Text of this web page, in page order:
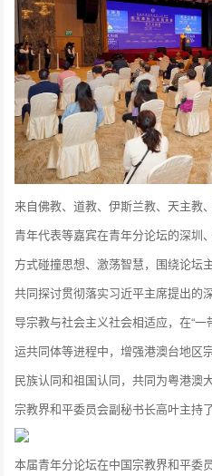
来自佛教、道教、伊斯兰教、天主教
青年代表等嘉宾在青年分论坛的深圳
方式碰撞思想、激荡智慧，围绕论坛
共同探讨贯彻落实习近平主席提出的
导宗教与社会主义社会相适应，在“
运共同体等进程中，增强港澳台地区
民族认同和祖国认同，共同为粤港澳
宗教界和平委员会副秘书长高叶主持
本届青年分论坛在中国宗教界和平委